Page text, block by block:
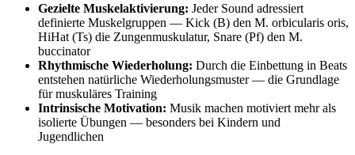
Gezielte Muskelaktivierung: Jeder Sound adressiert
definierte Muskelgruppen — Kick (B) den M. orbicularis oris,
HiHat (Ts) die Zungenmuskulatur, Snare (Pf) den M.
buccinator
Rhythmische Wiederholung: Durch die Einbettung in Beats
entstehen natürliche Wiederholungsmuster — die Grundlage
für muskuläres Training
Intrinsische Motivation: Musik machen motiviert mehr als
isolierte Übungen — besonders bei Kindern und
Jugendlichen